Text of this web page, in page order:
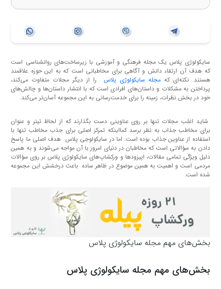
سایکولوژی پلاس یک مجله فرهنگی و آموزشی با زیرساخت‌های روانشناسی است
که هدف آن ارتقاء دانش و آگاهی برای مخاطبانی است که به این حوزه علاقمند
هستند. نکته‌ای کهمجله سایکولوژی پلاس
را از دیگر مجلات متفاوت می‌کند،
پرداختن به مشکلات و داستان‌های افرادی است که با انتشار داستان‌ها و چالش‌های
خود در بخش نظرات، زمینه را برای خدمت‌رسانی به این مجموعه آسان‌تر می‌کند.
شاید اغلب مجلات تنها بر روی عناوینی دست بگذارند که از لحاظ تیتر و عنوان
برای مخاطب جذاب به نظر برسد کمااینکه تمرکز اصلی برای جذب مخاطب تنها با
استفاده از عناوین جذاب بوده است. اما در سایکولوجی پلاس هدف اصلی ما پاسخ
دادن به سؤالاتی است که مخاطبان در دنیای امروز با آن مواجه می‌شوند و به همین
دلیل ویژگی تمامی مقالات، اپیزودها و ورکشاپ‌های سایکولوژی پلاس بر روی سؤالات
مردمی است و اهمیت به همین موضوع در ظاهر ساده باعث درخشش این مجموعه
شده است.
بخش‌های مهم مجله سایکولوژی پلاس
بخش‌های مهم مجله سایکولوژی پلاس